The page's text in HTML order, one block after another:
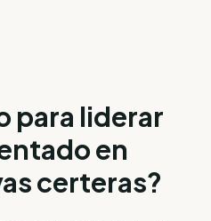
para liderar
en
certeras?